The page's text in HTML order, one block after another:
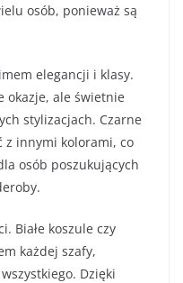
osób, ponieważ są
elegancji i klasy.
okazje, ale świetnie
stylizacjach. Czarne
z innymi kolorami, co
osób poszukujących
Białe koszule czy
każdej szafy,
Dzięki